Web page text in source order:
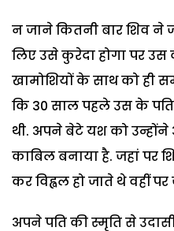
न जाने कितनी बार शिव
लिए उसे कुरेदा होगा पर
खामोशियों के साथ को ही
कि 30 साल पहले उस के
थी. अपने बेटे यश को
काबिल बनाया है. जहां पर
कर विह्वल हो जाते थे वहीं
अपने पति की स्मृति से